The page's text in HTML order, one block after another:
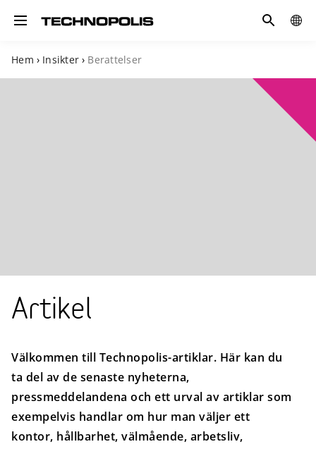
Toggle navigation
Sök
Hem › Insikter › Berattelser
Artikel
Välkommen till Technopolis-artiklar. Här kan du
ta del av de senaste nyheterna,
pressmeddelandena och ett urval av artiklar som
exempelvis handlar om hur man väljer ett
kontor, hållbarhet, välmående, arbetsliv,